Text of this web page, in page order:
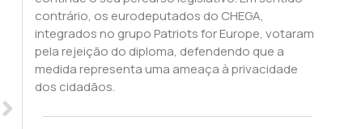
contrário, os eurodeputados do CHEGA,
integrados no grupo Patriots for Europe, votaram
pela rejeição do diploma, defendendo que a
medida representa uma ameaça à privacidade
dos cidadãos.